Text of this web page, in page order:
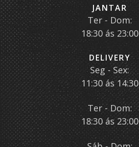
JANTAR
Ter - Dom:
18:30 ás 23:00
DELIVERY
Seg - Sex:
11:30 ás 14:30
Ter - Dom:
18:30 ás 23:00